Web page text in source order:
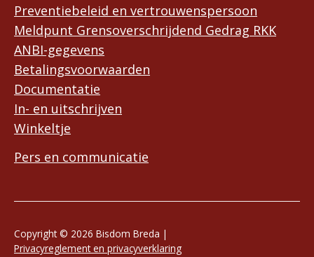
Preventiebeleid en vertrouwenspersoon
Meldpunt Grensoverschrijdend Gedrag RKK
ANBI-gegevens
Betalingsvoorwaarden
Documentatie
In- en uitschrijven
Winkeltje
Pers en communicatie
Copyright © 2026 Bisdom Breda |
Privacyreglement en privacyverklaring